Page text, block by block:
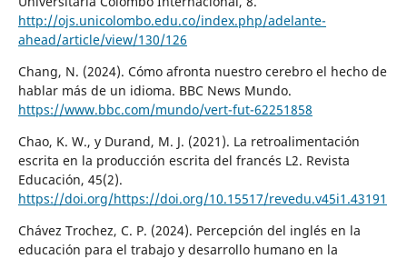
http://ojs.unicolombo.edu.co/index.php/adelante-
ahead/article/view/130/126
Chang, N. (2024). Cómo afronta nuestro cerebro el hecho de
hablar más de un idioma. BBC News Mundo.
https://www.bbc.com/mundo/vert-fut-62251858
Chao, K. W., y Durand, M. J. (2021). La retroalimentación
escrita en la producción escrita del francés L2. Revista
Educación, 45(2).
https://doi.org/https://doi.org/10.15517/revedu.v45i1.43191
Chávez Trochez, C. P. (2024). Percepción del inglés en la
educación para el trabajo y desarrollo humano en la